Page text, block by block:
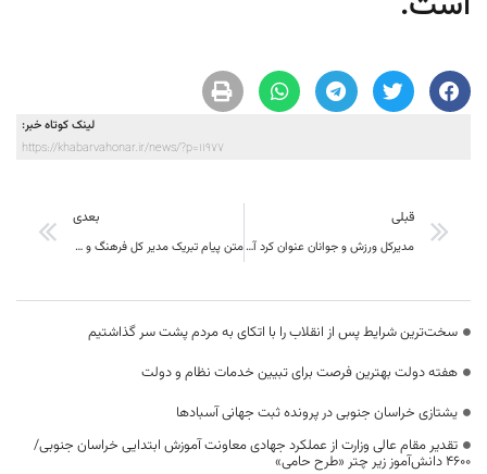
لینک کوتاه خبر:
https://khabarvahonar.ir/news/?p=11977
قبلی
مدیرکل ورزش و جوانان عنوان کرد آماده هرگونه همکاری جهت رفع مشکل بانوان در زمینه ورزش هستیم
بعدی
متن پیام تبریک مدیر کل فرهنگ و ارشاد اسلامی خراسان جنوبی به مناسبت روز خبرنگار
سخت‌ترین شرایط پس از انقلاب را با اتکای به مردم پشت سر گذاشتیم
هفته دولت بهترین فرصت برای تبیین خدمات نظام و دولت
یشتازی خراسان جنوبی در پرونده ثبت جهانی آسبادها
تقدیر مقام عالی وزارت از عملکرد جهادی معاونت آموزش ابتدایی خراسان جنوبی/
۴۶۰۰ دانش‌آموز زیر چتر «طرح حامی»